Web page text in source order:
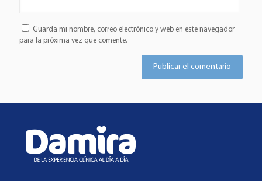
Guarda mi nombre, correo electrónico y web en este navegador
para la próxima vez que comente.